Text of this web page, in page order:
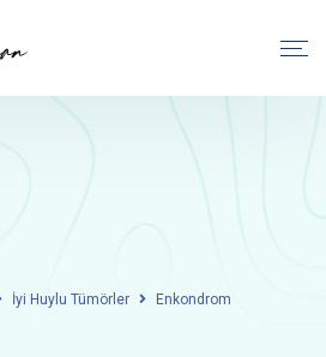
İyi Huylu Tümörler Enkondrom